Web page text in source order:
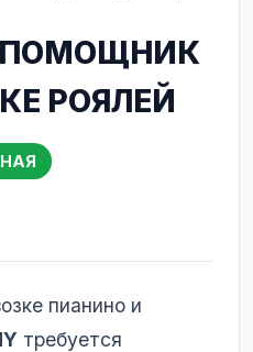
ПОМОЩНИК
РОЯЛЕЙ
пианино и
требуется